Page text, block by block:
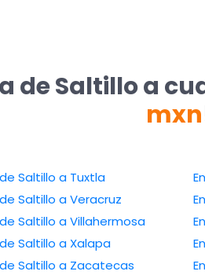
de Saltillo a
mxn
Saltillo a Tuxtla
Saltillo a Veracruz
Saltillo a Villahermosa
Saltillo a Xalapa
Saltillo a Zacatecas